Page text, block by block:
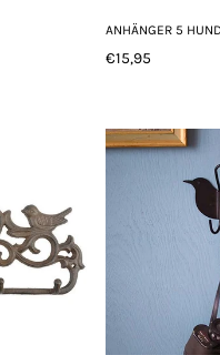
ANHÄNGER 5
Normaler
€15,95